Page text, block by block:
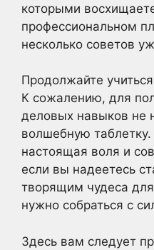
которыми
профессиональном
несколько советов
Продолжайте
К сожалению, для
деловых навыков не
волшебную таблетку.
настоящая воля и
если вы надеетесь
творящим чудеса
нужно собраться с
Здесь вам следует